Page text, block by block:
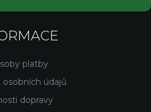
platby
osobních údajů
dopravy